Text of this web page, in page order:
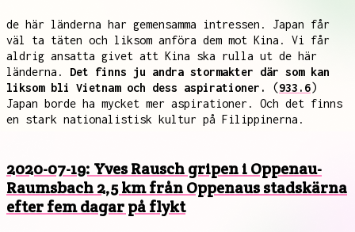
de här länderna har gemensamma intressen. Japan får
väl ta täten och liksom anföra dem mot Kina. Vi får
aldrig ansatta givet att Kina ska rulla ut de här
länderna. Det finns ju andra stormakter där som kan
liksom bli Vietnam och dess aspirationer.
(933.6)
Japan borde ha mycket mer aspirationer. Och det finns
en stark nationalistisk kultur på Filippinerna.
2020-07-19: Yves Rausch gripen i Oppenau-
Raumsbach 2,5 km från Oppenaus stadskärna
efter fem dagar på flykt